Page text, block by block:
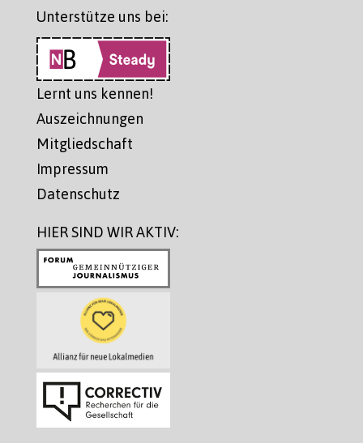
Unterstütze uns bei:
Lernt uns kennen!
Auszeichnungen
Mitgliedschaft
Impressum
Datenschutz
HIER SIND WIR AKTIV: